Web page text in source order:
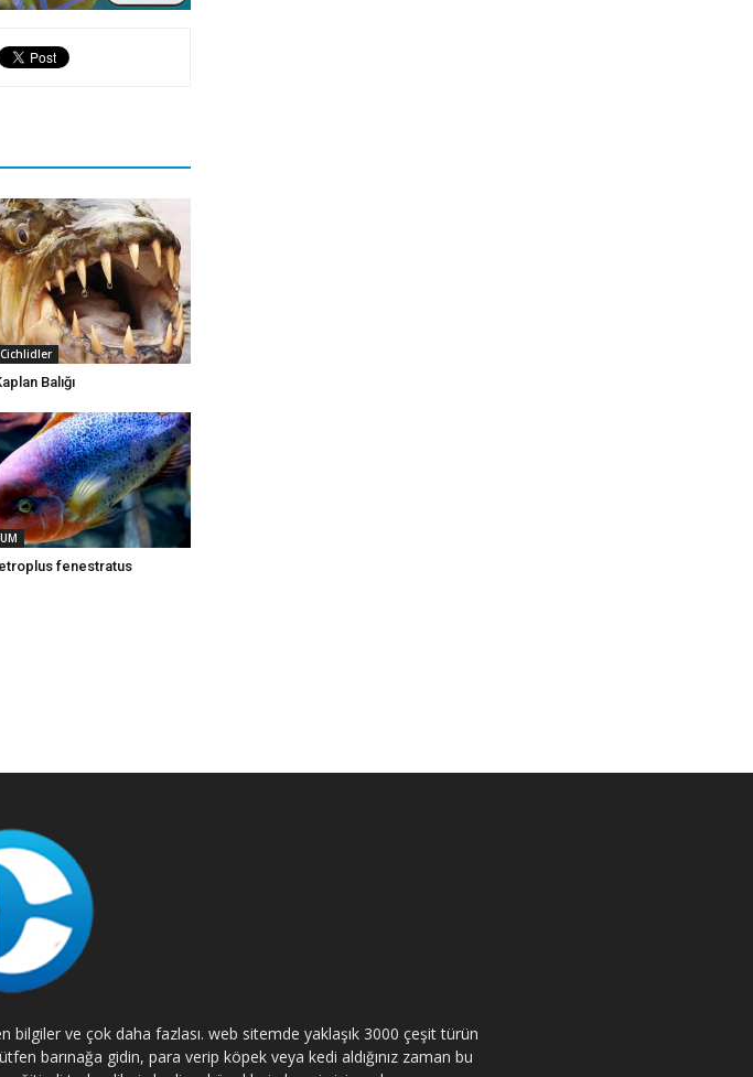
Balığı
fenestratus
bilgiler ve çok daha fazlası. web sitemde yaklaşık 3000 çeşit türün
barınağa gidin, para verip köpek veya kedi aldığınız zaman bu